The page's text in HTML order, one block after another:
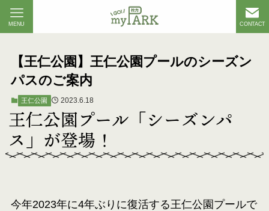
CONTACT
MENU
【王仁公園】王仁公園プールのシーズン
パスのご案内
王仁公園 2023.6.18
王仁公園プール「シーズンパ
ス」が登場！
今年2023年に4年ぶりに復活する王仁公園プールで